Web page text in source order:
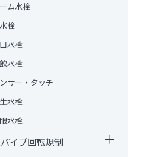
ム水栓
栓
水栓
水栓
サー・タッチ
水栓
水栓
イプ回転規制